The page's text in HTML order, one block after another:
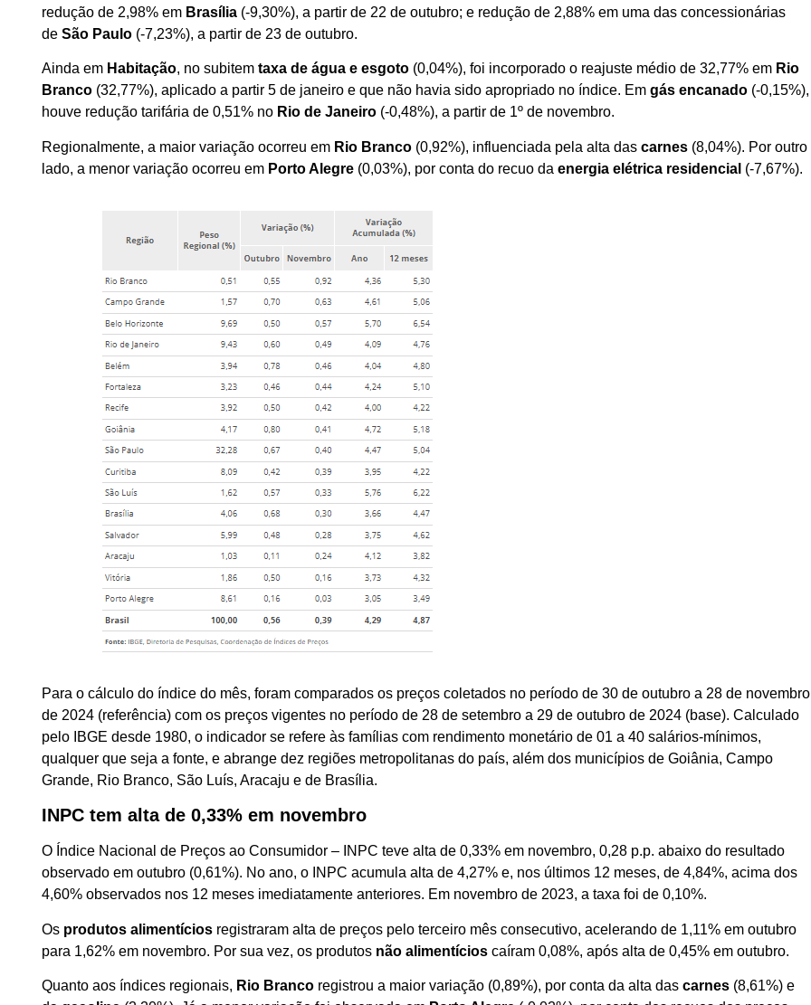
redução de 2,98% em Brasília (-9,30%), a partir de 22 de outubro; e redução de 2,88% em uma das concessionárias
deSão Paulo (-7,23%), a partir de 23 de outubro.
Ainda em Habitação, no subitemtaxa de água e esgoto (0,04%), foi incorporado o reajuste médio de 32,77% em Rio
Branco (32,77%), aplicado a partir 5 de janeiro e que não havia sido apropriado no índice. Emgás encanado (-0,15%),
houve redução tarifária de 0,51% no Rio de Janeiro (-0,48%), a partir de 1º de novembro.
Regionalmente, a maior variação ocorreu em Rio Branco (0,92%), influenciada pela alta dascarnes (8,04%). Por outro
lado, a menor variação ocorreu em Porto Alegre (0,03%), por conta do recuo daenergia elétrica residencial (-7,67%).
Para o cálculo do índice do mês, foram comparados os preços coletados no período de 30 de outubro a 28 de novembro
de 2024 (referência) com os preços vigentes no período de 28 de setembro a 29 de outubro de 2024 (base). Calculado
pelo IBGE desde 1980, o indicador se refere às famílias com rendimento monetário de 01 a 40 salários-mínimos,
qualquer que seja a fonte, e abrange dez regiões metropolitanas do país, além dos municípios de Goiânia, Campo
Grande, Rio Branco, São Luís, Aracaju e de Brasília.
INPC tem alta de 0,33% em novembro
O Índice Nacional de Preços ao Consumidor – INPC teve alta de 0,33% em novembro, 0,28 p.p. abaixo do resultado
observado em outubro (0,61%). No ano, o INPC acumula alta de 4,27% e, nos últimos 12 meses, de 4,84%, acima dos
4,60% observados nos 12 meses imediatamente anteriores. Em novembro de 2023, a taxa foi de 0,10%.
Os produtos alimentícios registraram alta de preços pelo terceiro mês consecutivo, acelerando de 1,11% em outubro
para 1,62% em novembro. Por sua vez, os produtos não alimentícioscaíram 0,08%, após alta de 0,45% em outubro.
Quanto aos índices regionais, Rio Branco registrou a maior variação (0,89%), por conta da alta dascarnes (8,61%) e